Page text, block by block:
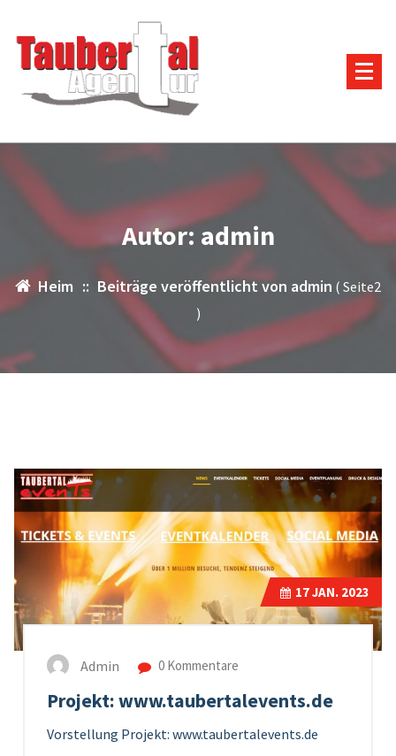
Inhalt
springen
Autor: admin
Heim :: Beiträge veröffentlicht von admin ( Seite2
)
17JAN. 2023
Admin 0 Kommentare
Projekt: www.taubertalevents.de
Vorstellung Projekt: www.taubertalevents.de